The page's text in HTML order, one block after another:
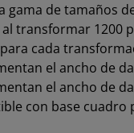
gama de tamaños
transformar 1200
cada
el ancho de
el ancho de
con base cuadro